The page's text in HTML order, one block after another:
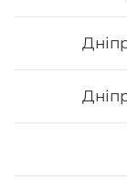
Футомак
Вага: 300 г